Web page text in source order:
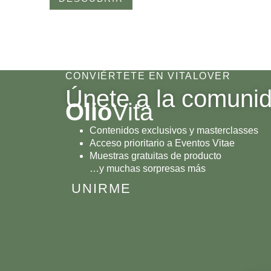
CONVIÉRTETE EN VITALOVER
Únete a la
OlioVita
Contenidos exclusivos y masterclasses
Acceso prioritario a Eventos Vitae
Muestras gratuitas de producto
…y muchas sorpresas más
UNIRME